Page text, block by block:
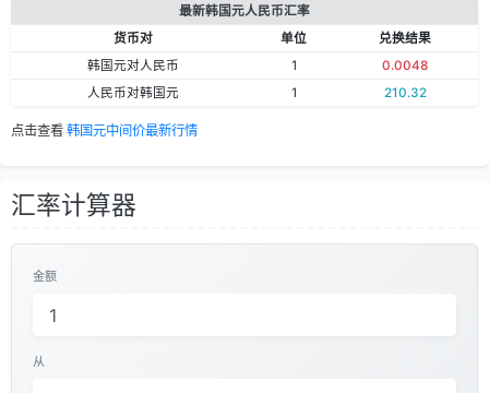
最新韩国元人民币汇率
货币对
单位
兑换结果
韩国元对人民币
1
0.0048
人民币对韩国元
1 210.32
点击查看 韩国元中间价最新行情
汇率计算器
金额
从